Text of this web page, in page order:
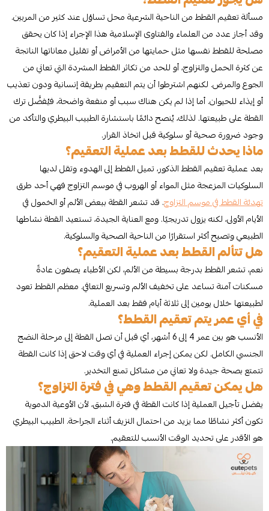
مسألة تعقيم القطط من الناحية الشرعية محل تساؤل عند كثير من المربين.
وقد أجاز عدد من العلماء والفتاوى الإسلامية هذا الإجراء إذا كان يحقق
مصلحة للقطط نفسها مثل حمايتها من الأمراض أو تقليل معاناتها الناتجة
عن كثرة الحمل والتزاوج، أو للحد من تكاثر القطط المشردة التي تعاني من
الجوع والمرض. لكنهم اشترطوا أن يتم التعقيم بطريقة إنسانية ودون تعذيب
أو إيذاء للحيوان. أما إذا لم يكن هناك سبب أو منفعة واضحة، فيُفضَّل ترك
القطة على طبيعتها. لذلك، يُنصح دائمًا باستشارة الطبيب البيطري والتأكد من
وجود ضرورة صحية أو سلوكية قبل اتخاذ القرار.
ماذا يحدث للقطط بعد عملية التعقيم؟
بعد عملية تعقيم القطط الذكور، تميل القطط إلى الهدوء وتقل لديها
السلوكيات المزعجة مثل المواء أو الهروب في موسم التزاوج فهي أحد طرق
تهدئة القطط في موسم التزاوج. قد تشعر القطة ببعض الألم أو الخمول في
الأيام الأولى، لكنه يزول تدريجيًا. ومع العناية الجيدة، تستعيد القطة نشاطها
الطبيعي وتصبح أكثر استقرارًا من الناحية الصحية والسلوكية.
هل تتألم القطط بعد عملية التعقيم؟
نعم، تشعر القطط بدرجة بسيطة من الألم، لكن الأطباء يصفون عادةً
مسكنات آمنة تساعد على تخفيف الألم وتسريع التعافي. معظم القطط تعود
لطبيعتها خلال يومين إلى ثلاثة أيام فقط بعد العملية.
في أي عمر يتم تعقيم القطط؟
الأنسب هو بين عمر 4 إلى 6 أشهر، أي قبل أن تصل القطة إلى مرحلة النضج
الجنسي الكامل. لكن يمكن إجراء العملية في أي وقت لاحق إذا كانت القطة
تتمتع بصحة جيدة ولا تعاني من مشاكل تمنع التخدير.
هل يمكن تعقيم القطط وهي في فترة التزاوج؟
يفضل تأجيل العملية إذا كانت القطة في فترة الشبق، لأن الأوعية الدموية
تكون أكثر نشاطًا مما يزيد من احتمال النزيف أثناء الجراحة. الطبيب البيطري
هو الأقدر على تحديد الوقت الأنسب للتعقيم.